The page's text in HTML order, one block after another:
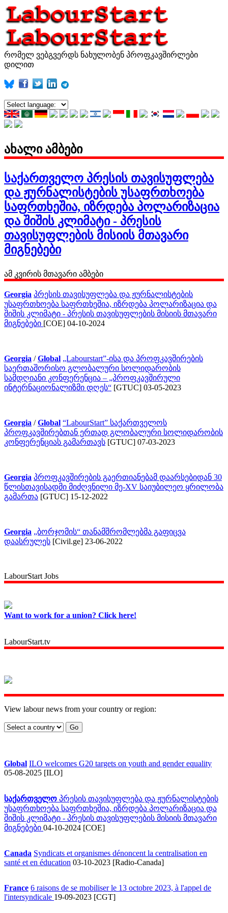
რომელ ვებგვერდს ნახულობენ პროფკავშირლები
დილით
ახალი ამბები
საქართველო პრესის თავისუფლება
და ჟურნალისტების უსაფრთხოება
საფრთხეშია, იზრდება პოლარიზაცია
და შიშის კლიმატი - პრესის
თავისუფლების მისიის მთავარი
მიგნებები
ამ კვირის მთავარი ამბები
Georgia პრესის თავისუფლება და ჟურნალისტების
უსაფრთხოება საფრთხეშია, იზრდება პოლარიზაცია და
შიშის კლიმატი - პრესის თავისუფლების მისიის მთავარი
მიგნებები [COE] 04-10-2024
Georgia /Global „Labourstart”-ისა და პროფკავშირების
საერთაშორისო გლობალური სოლიდარობის
სამდღიანი კონფერენცია – „პროფკავშირული
ინტერნაციონალიზმი დღეს“ [GTUC] 03-05-2023
Georgia /Global “LabourStart” საქართველოს
პროფკავშირებთან ერთად გლობალური სოლიდარობის
კონფერენციას გამართავს [GTUC] 07-03-2023
Georgia პროფკავშირების გაერთიანებამ დაარსებიდან 30
წლისთავისადმი მიძღვნილი მე-XV საიუბილეო ყრილობა
გამართა [GTUC] 15-12-2022
Georgia „ბორჯომის“ თანამშრომლებმა გაფიცვა
დაასრულეს [Civil.ge] 23-06-2022
LabourStart Jobs
Want to work for a union? Click here!
LabourStart.tv
View labour news from your country or region:
Global ILO welcomes G20 targets on youth and gender equality
05-08-2025 [ILO]
საქართველო პრესის თავისუფლება და ჟურნალისტების
უსაფრთხოება საფრთხეშია, იზრდება პოლარიზაცია და
შიშის კლიმატი - პრესის თავისუფლების მისიის მთავარი
მიგნებები 04-10-2024 [COE]
Canada Syndicats et organismes dénoncent la centralisation en
santé et en éducation 03-10-2023 [Radio-Canada]
France 6 raisons de se mobiliser le 13 octobre 2023, à l'appel de
l'intersyndicale 19-09-2023 [CGT]